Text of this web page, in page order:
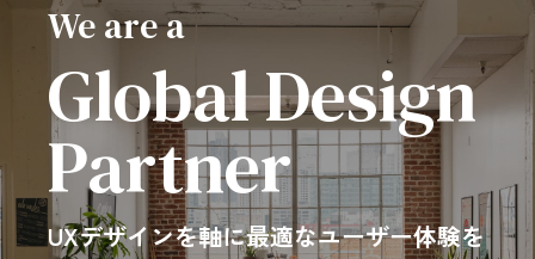
We are a
Global Design
Partner
UXデザインを軸に最適なユーザー体験を